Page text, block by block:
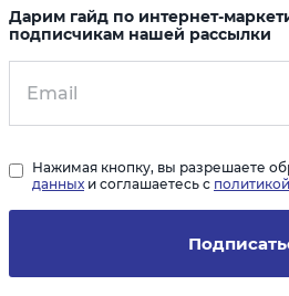
Дарим гайд по интернет-
подписчикам нашей рассылки
Нажимая кнопку, вы разрешаете
данных и соглашаетесь с